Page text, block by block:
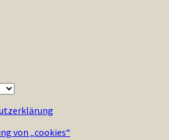
von „cookies“